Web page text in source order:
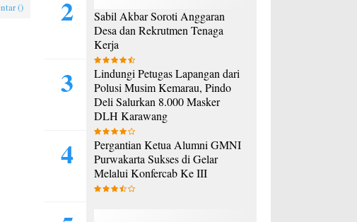
()
Sabil Akbar Soroti Anggaran
Desa dan Rekrutmen Tenaga
Kerja
Lindungi Petugas Lapangan dari
Polusi Musim Kemarau, Pindo
Deli Salurkan 8.000 Masker
DLH Karawang
Pergantian Ketua Alumni GMNI
Purwakarta Sukses di Gelar
Melalui Konfercab Ke III